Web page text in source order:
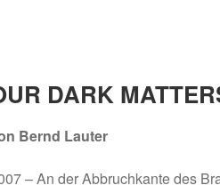
DARK
Bernd Lauter
– An der Abbruchkante des